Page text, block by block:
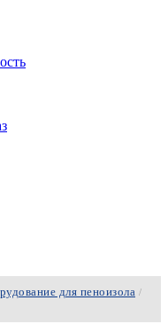
для пеноизола /